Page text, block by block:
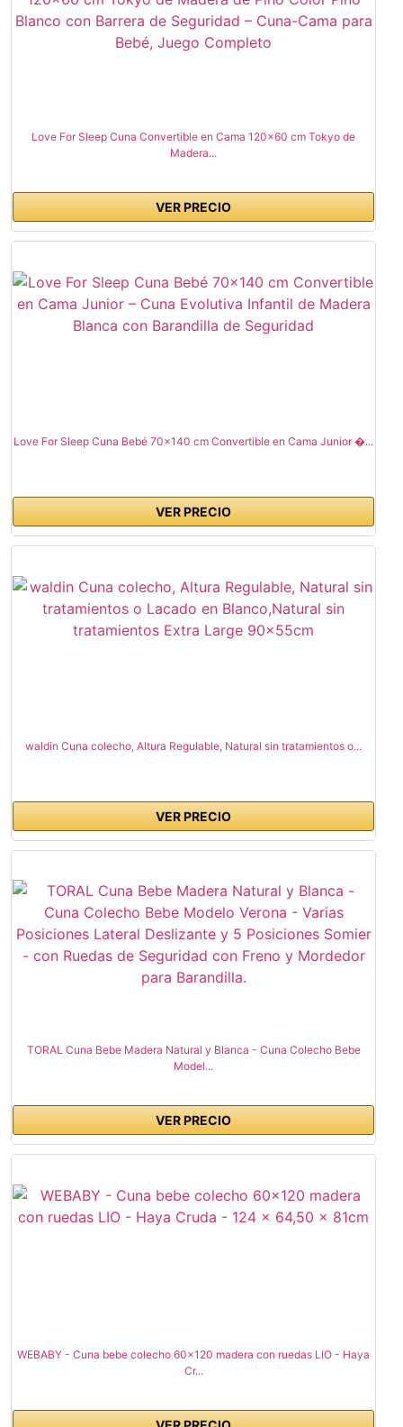
Love For Sleep Cuna Convertible en Cama 120x60 cm Tokyo de
Madera...
VER PRECIO
Love For Sleep Cuna Bebé 70x140 cm Convertible en Cama Junior �...
VER PRECIO
waldin Cuna colecho, Altura Regulable, Natural sin tratamientos o...
VER PRECIO
TORAL Cuna Bebe Madera Natural y Blanca - Cuna Colecho Bebe
Model...
VER PRECIO
WEBABY - Cuna bebe colecho 60x120 madera con ruedas LIO - Haya
Cr...